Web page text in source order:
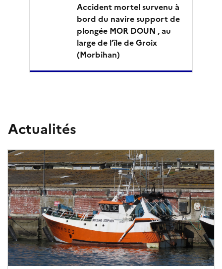
u
r
l
e
s
é
v
Accident mortel survenu à
bord du navire support de
plongée MOR DOUN , au
large de l’île de Groix
(Morbihan)
Actualités